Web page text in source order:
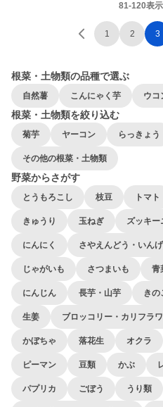
81-120表
1 2 3
根菜・土物類の品種で選ぶ
自然薯 こんにゃく芋 ウコ
根菜・土物類を絞り込む
菊芋 ヤーコン らっきょう
その他の根菜・土物類
野菜からさがす
とうもろこし 枝豆 トマト
きゅうり 玉ねぎ ズッキー
にんにく さやえんどう・いん
じゃがいも さつまいも 青
にんじん 長芋・山芋 きの
生姜 ブロッコリー・カリフラ
かぼちゃ 落花生 オクラ
ピーマン 豆類 かぶ
パプリカ ごぼう うり類